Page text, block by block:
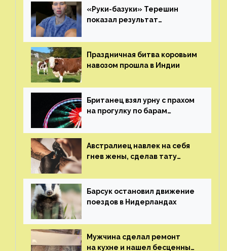
«Руки-базуки» Терешин
показал результат
Праздничная битва коровьим
навозом прошла в Индии
Британец взял урну с прахом
на прогулку по барам
Австралиец навлек на себя
гнев жены, сделав тату
Барсук остановил движение
поездов в Нидерландах
Мужчина сделал ремонт
на кухне и нашел бесценные